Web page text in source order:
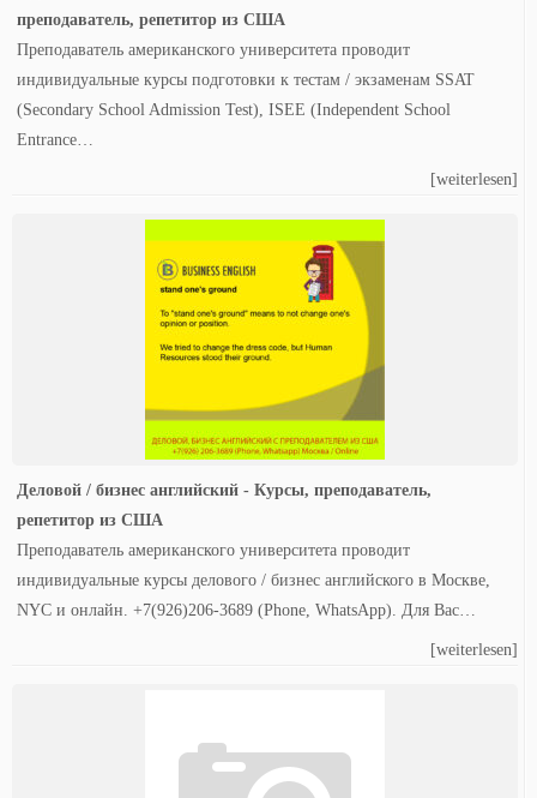
преподаватель, репетитор из США
Преподаватель американского университета проводит
индивидуальные курсы подготовки к тестам / экзаменам SSAT
(Secondary School Admission Test), ISEE (Independent School
Entrance…
[weiterlesen]
Деловой / бизнес английский - Курсы, преподаватель,
репетитор из США
Преподаватель американского университета проводит
индивидуальные курсы делового / бизнес английского в Москве,
NYC и онлайн. +7(926)206-3689 (Phone, WhatsApp). Для Вас…
[weiterlesen]